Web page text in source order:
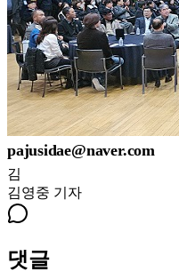
pajusidae@naver.com
김
김영중 기자
댓글